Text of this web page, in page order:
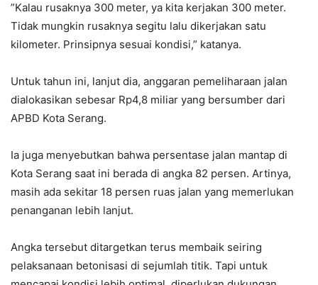
‎”Kalau rusaknya 300 meter, ya kita kerjakan 300 meter.
Tidak mungkin rusaknya segitu lalu dikerjakan satu
kilometer. Prinsipnya sesuai kondisi,” katanya.
‎Untuk tahun ini, lanjut dia, anggaran pemeliharaan jalan
dialokasikan sebesar Rp4,8 miliar yang bersumber dari
APBD Kota Serang.
‎Ia juga menyebutkan bahwa persentase jalan mantap di
Kota Serang saat ini berada di angka 82 persen. Artinya,
masih ada sekitar 18 persen ruas jalan yang memerlukan
penanganan lebih lanjut.
‎Angka tersebut ditargetkan terus membaik seiring
pelaksanaan betonisasi di sejumlah titik. Tapi untuk